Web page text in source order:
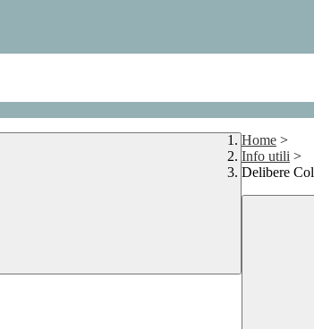
Home >
Info utili >
Delibere